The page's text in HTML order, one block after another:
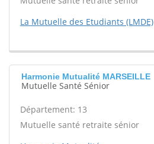
La Mutuelle des Etudiants (LMDE)
Harmonie Mutualité MARSEILLE
Mutuelle Santé Sénior
Département: 13
Mutuelle santé retraite sénior